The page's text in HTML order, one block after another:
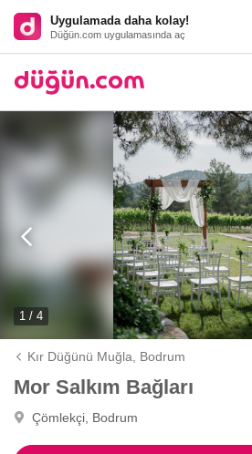
Uygulamada daha kolay!
Düğün.com uygulamasında aç
1 / 4
Kır Düğünü Muğla, Bodrum
Mor Salkım Bağları
Çömlekçi, Bodrum